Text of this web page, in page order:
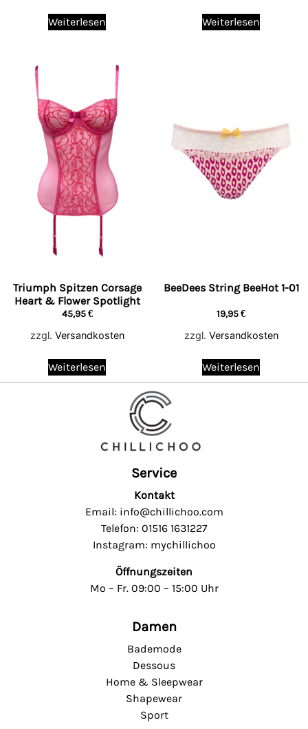
Weiterlesen Weiterlesen
Triumph Spitzen Corsage
Heart & Flower Spotlight
45,95€
zzgl. Versandkosten
Weiterlesen
BeeDees String BeeHot 1-01
19,95€
zzgl. Versandkosten
Weiterlesen
Service
Kontakt
Email: info@chillichoo.com
Telefon: 01516 1631227
Instagram: mychillichoo
Öffnungszeiten
Mo – Fr. 09:00 – 15:00 Uhr
Damen
Bademode
Dessous
Home & Sleepwear
Shapewear
Sport